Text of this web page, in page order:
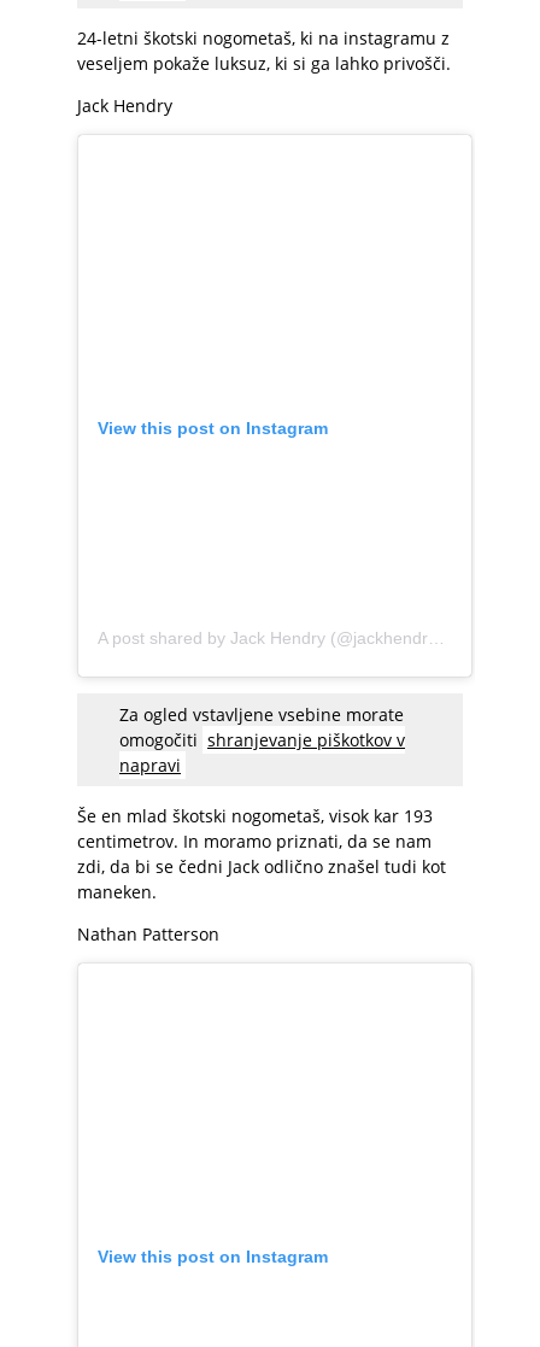
24-letni škotski nogometaš, ki na instagramu z
veseljem pokaže luksuz, ki si ga lahko privošči.
Jack Hendry
View this post on Instagram
Za ogled vstavljene vsebine morate
omogočiti shranjevanje piškotkov v
napravi
Še en mlad škotski nogometaš, visok kar 193
centimetrov. In moramo priznati, da se nam
zdi, da bi se čedni Jack odlično znašel tudi kot
maneken.
Nathan Patterson
View this post on Instagram